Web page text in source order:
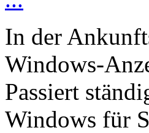
In der
Windows-
Passiert
Windows für